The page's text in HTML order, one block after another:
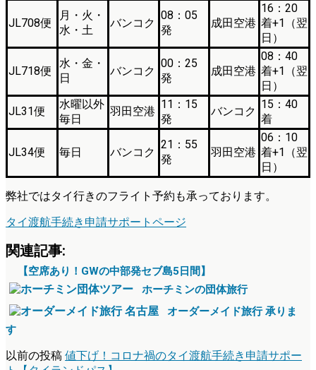
JL708便
月・火・
水・土
バンコク
08：05
発
成田空港
16：20
着+1（翌
日）
JL718便
水・金・
日
バンコク
00：25
発
成田空港
08：40
着+1（翌
日）
JL31便
水曜以外
毎日
羽田空港
11：15
発
バンコク
15：40
着
JL34便 毎日 バンコク
21：55
発
羽田空港
06：10
着+1（翌
日）
弊社ではタイ行きのフライト予約も承っております。
タイ渡航手続き申請サポートページ
関連記事:
【空席あり！GWの中部発セブ島5日間】
ホーチミンの団体旅行
オーダーメイド旅行 承りま
す
以前の投稿 値下げ！コロナ禍のタイ渡航手続き申請サポー